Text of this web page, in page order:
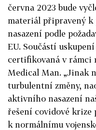
června 2023 bude
materiál připravený
nasazení podle
EU. Součástí
certifikovaná v rámci
Medical Man. „Jinak
turbulentní změny,
aktivního nasazení
řešení covidové krize
k normálnímu